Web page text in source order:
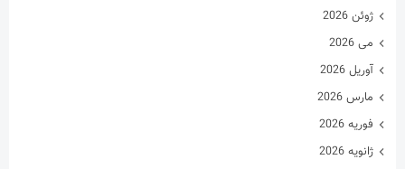
ژوئن 2026
می 2026
آوریل 2026
مارس 2026
فوریه 2026
ژانویه 2026